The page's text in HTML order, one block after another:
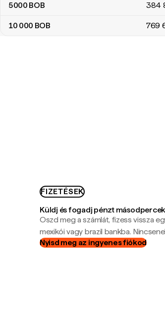
5000 BOB 384
10 000 BOB 769
FIZETÉSEK
Küldj és fogadj pénzt
Oszd meg a számlát, fizess vissza
mexikói vagy brazil bankba.
Nyisd meg az ingyenes fiókod